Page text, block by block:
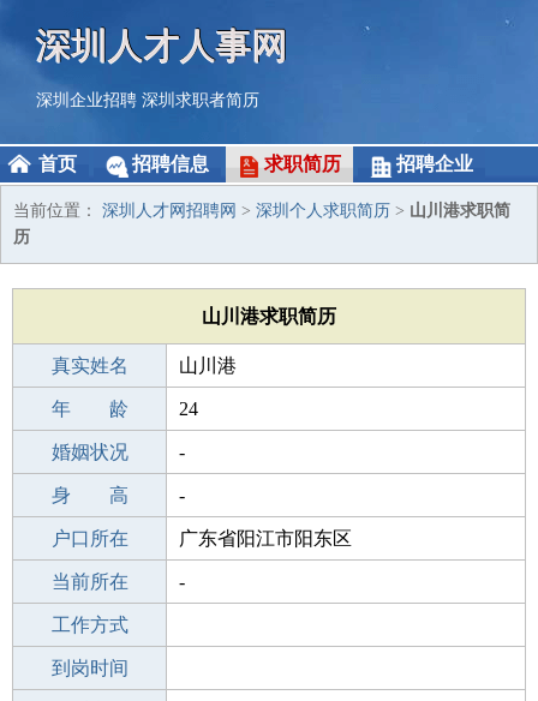
深圳人才人事网
深圳企业招聘 深圳求职者简历
首页 招聘信息 求职简历 招聘企业
当前位置： 深圳人才网招聘网 > 深圳个人求职简历 > 山川港求职简
历
山川港求职简历
真实姓名 山川港
性 别 男
年 龄 24
出生年月 2002-08-20
婚姻状况 -
学 历 中专
身 高 -
毕业学校 阜阳市第一高级职业中学
户口所在 广东省阳江市阳东区
所学专业 -
当前所在 -
工作经验
工作方式
驾 照
到岗时间